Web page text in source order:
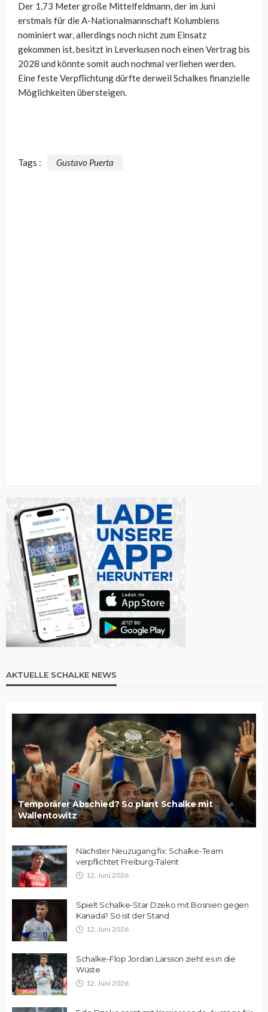
Der 1,73 Meter große Mittelfeldmann, der im Juni
erstmals für die A-Nationalmannschaft Kolumbiens
nominiert war, allerdings noch nicht zum Einsatz
gekommen ist, besitzt in Leverkusen noch einen Vertrag bis
2028 und könnte somit auch nochmal verliehen werden.
Eine feste Verpflichtung dürfte derweil Schalkes finanzielle
Möglichkeiten übersteigen.
Tags : Gustavo Puerta
AKTUELLE SCHALKE NEWS
Temporärer Abschied? So plant Schalke mit
Wallentowitz
Nächster Neuzugang fix: Schalke-Team
verpflichtet Freiburg-Talent
12. Juni 2026
Spielt Schalke-Star Dzeko mit Bosnien gegen
Kanada? So ist der Stand
12. Juni 2026
Schalke-Flop Jordan Larsson zieht es in die
Wüste
12. Juni 2026